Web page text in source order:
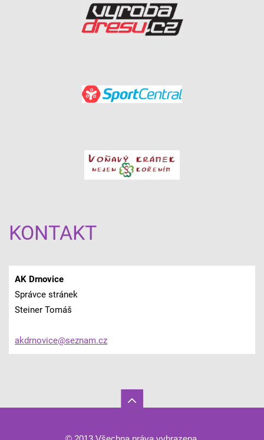
KONTAKT
AK Drnovice
Správce stránek
Steiner Tomáš
akdrnovice@seznam.cz